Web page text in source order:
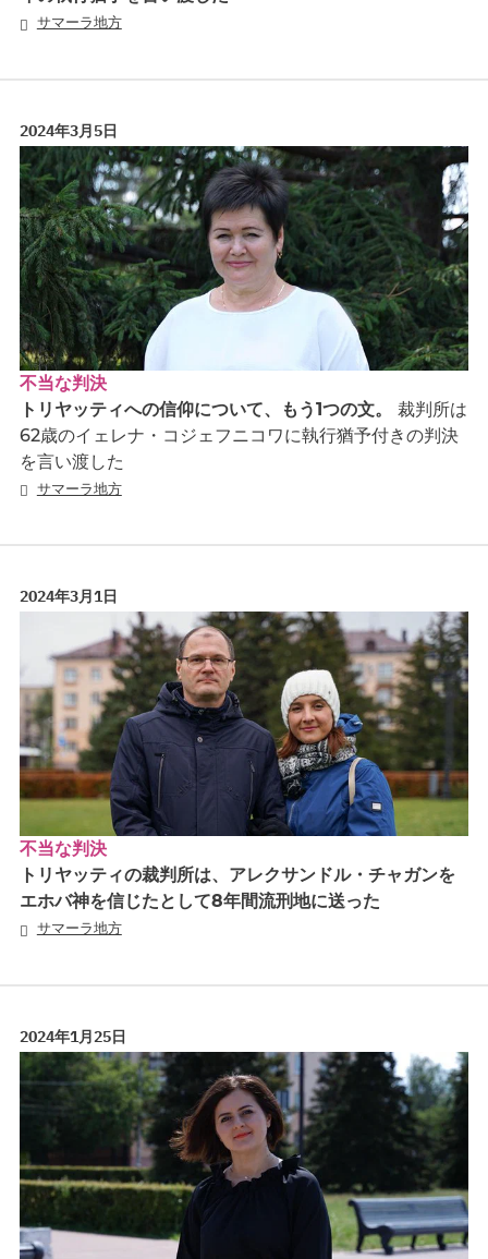
サマーラ地方
2024年3月5日
不当な判決
トリヤッティへの信仰について、もう1つの文。 裁判所は
62歳のイェレナ・コジェフニコワに執行猶予付きの判決
を言い渡した
サマーラ地方
2024年3月1日
不当な判決
トリヤッティの裁判所は、アレクサンドル・チャガンを
エホバ神を信じたとして8年間流刑地に送った
サマーラ地方
2024年1月25日